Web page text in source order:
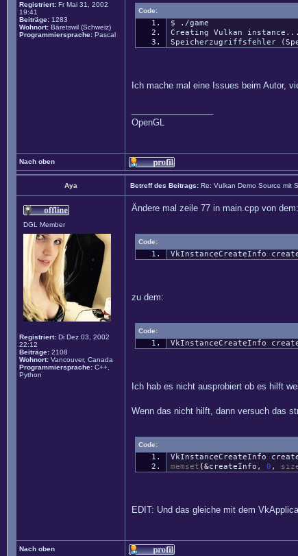
Registriert: Fr Mai 31, 2002
19:41
Beiträge: 1283
Wohnort: Bäretswil (Schweiz)
Programmiersprache: Pascal
Code:
$ ./game
Creating Vulkan instance...
Speicherzugriffsfehler
Ich mache mal eine Issues beim Autor,
OpenGL
Nach oben
Aya Betreff des Beitrags: Re: Vulkan Demo Source mit
DGL Member
Registriert: Di Dez 03, 2002
22:12
Beiträge: 2108
Wohnort: Vancouver, Canada
Programmiersprache: C++,
Python
Ändere mal zeile 77 in main.cpp von dem:
Code:
VkInstanceCreateInfo
zu dem:
Code:
VkInstanceCreateInfo
Ich hab es nicht ausprobiert ob es hilft
Wenn das nicht hilft, dann versuch das
Code:
VkInstanceCreateInfo
memset (&createInfo, 0 ,
EDIT: Und das gleiche mit dem
Nach oben